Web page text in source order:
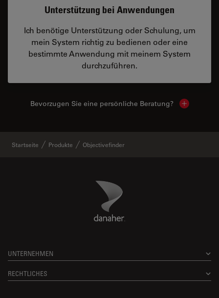
Unterstützung bei Anwendungen
Ich benötige Unterstützung oder Schulung, um
mein System richtig zu bedienen oder eine
bestimmte Anwendung mit meinem System
durchzuführen.
Bevorzugen Sie eine persönliche Beratung? Show
Startseite Produkte Objectivefinder
Danaher Logo
UNTERNEHMEN
RECHTLICHES